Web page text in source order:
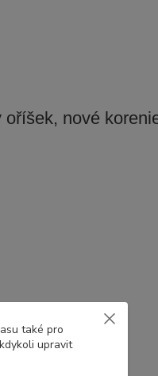
nové
také pro
upravit